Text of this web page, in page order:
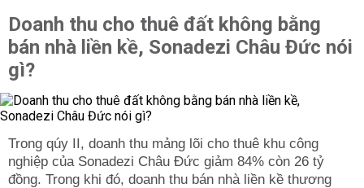
Doanh thu cho thuê đất không bằng
bán nhà liền kề, Sonadezi Châu Đức nói
gì?
Trong qúy II, doanh thu mảng lõi cho thuê khu công
nghiệp của Sonadezi Châu Đức giảm 84% còn 26 tỷ
đồng. Trong khi đó, doanh thu bán nhà liền kề thương